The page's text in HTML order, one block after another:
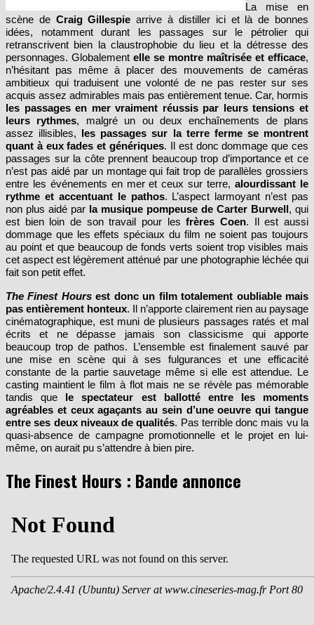
La mise en
scène de Craig Gillespie arrive à distiller ici et là de bonnes
idées, notamment durant les passages sur le pétrolier qui
retranscrivent bien la claustrophobie du lieu et la détresse des
personnages. Globalement elle se montre maîtrisée et efficace,
n’hésitant pas même à placer des mouvements de caméras
ambitieux qui traduisent une volonté de ne pas rester sur ses
acquis assez admirables mais pas entièrement tenue. Car, hormis
les passages en mer vraiment réussis par leurs tensions et
leurs rythmes, malgré un ou deux enchaînements de plans
assez illisibles,
les passages sur la terre ferme se montrent
quant à eux fades et génériques. Il est donc dommage que ces
passages sur la côte prennent beaucoup trop d’importance et ce
n’est pas aidé par un montage qui fait trop de parallèles grossiers
entre les événements en mer et ceux sur terre,alourdissant le
rythme et accentuant le pathos. L’aspect larmoyant n’est pas
non plus aidé par la musique pompeuse de Carter Burwell , qui
est bien loin de son travail pour les frères Coen. Il est aussi
dommage que les effets spéciaux du film ne soient pas toujours
au point et que beaucoup de fonds verts soient trop visibles mais
cet aspect est légèrement atténué par une photographie léchée qui
fait son petit effet.
The Finest Hours est donc un film totalement oubliable mais
pas entièrement honteux. Il n’apporte clairement rien au paysage
cinématographique, est muni de plusieurs passages ratés et mal
écrits et ne dépasse jamais son classicisme qui apporte
beaucoup trop de pathos. L’ensemble est finalement sauvé par
une mise en scène qui à ses fulgurances et une efficacité
constante de la partie sauvetage même si elle est attendue. Le
casting maintient le film à flot mais ne se révèle pas mémorable
tandis que le spectateur est ballotté entre les moments
agréables et ceux agaçants au sein d’une oeuvre qui tangue
entre ses deux niveaux de qualités. Pas terrible donc mais vu la
quasi-absence de campagne promotionnelle et le projet en lui-
même, on aurait pu s’attendre à bien pire.
The Finest Hours : Bande annonce